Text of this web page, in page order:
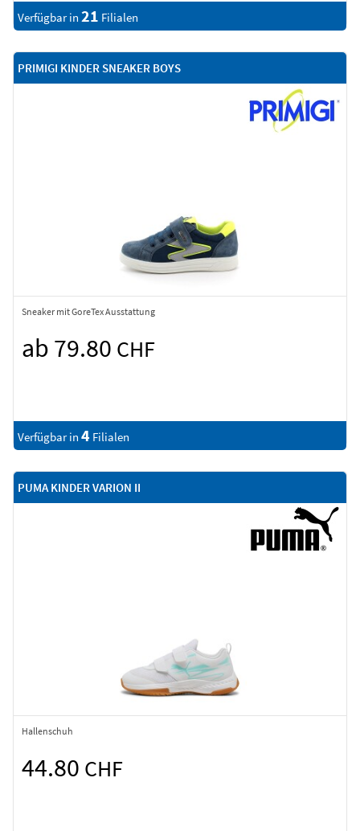
Verfügbar in 21 Filialen
PRIMIGI KINDER SNEAKER BOYS
Sneaker mit GoreTex Ausstattung
ab 79.80 CHF
Verfügbar in 4 Filialen
PUMA KINDER VARION II
Hallenschuh
44.80 CHF